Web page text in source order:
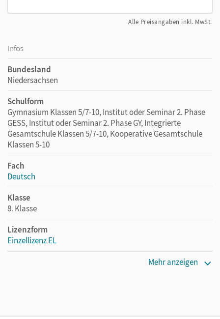
Alle Preisangaben inkl. MwSt.
Infos
Bundesland
Niedersachsen
Schulform
Gymnasium Klassen 5/7-10, Institut oder Seminar 2. Phase
GESS, Institut oder Seminar 2. Phase GY, Integrierte
Gesamtschule Klassen 5/7-10, Kooperative Gesamtschule
Klassen 5-10
Fach
Deutsch
Klasse
8. Klasse
Lizenzform
Einzellizenz EL
Mehr anzeigen